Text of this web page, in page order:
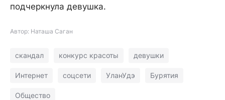
подчеркнула девушка.
Автор: Наташа Саган
скандал конкурс красоты девушки
Интернет соцсети УланУдэ Бурятия
Общество